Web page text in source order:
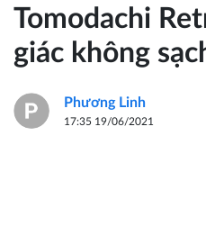
Tomodachi
giác không
Phương Linh
17:35 19/06/2021